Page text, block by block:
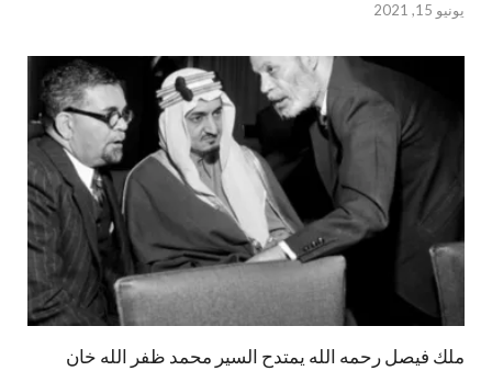
يونيو 15, 2021
ملك فيصل رحمه الله يمتدح السير محمد ظفر الله خان